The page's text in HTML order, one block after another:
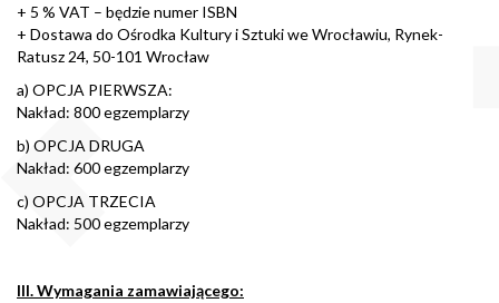
+ 5 % VAT – będzie numer ISBN
+ Dostawa do Ośrodka Kultury i Sztuki we Wrocławiu, Rynek-
Ratusz 24, 50-101 Wrocław
a) OPCJA PIERWSZA:
Nakład: 800 egzemplarzy
b) OPCJA DRUGA
Nakład: 600 egzemplarzy
c) OPCJA TRZECIA
Nakład: 500 egzemplarzy
III. Wymagania zamawiającego: